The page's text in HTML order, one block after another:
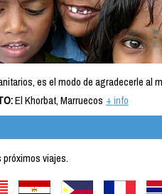
es el modo de agradecerle al
El Khorbat, Marruecos + info
viajes.